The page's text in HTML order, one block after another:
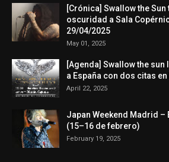
[Crónica] Swallow the
oscuridad a Sala
29/04/2025
May 01, 2025
[Agenda] Swallow the
a España con dos citas
April 22, 2025
Japan Weekend Madrid
(15–16 de febrero)
February 19, 2025